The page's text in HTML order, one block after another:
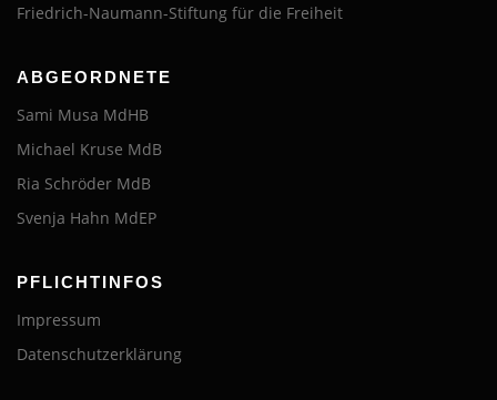
Friedrich-Naumann-Stiftung für die Freiheit
ABGEORDNETE
Sami Musa MdHB
Michael Kruse MdB
Ria Schröder MdB
Svenja Hahn MdEP
PFLICHTINFOS
Impressum
Datenschutzerklärung